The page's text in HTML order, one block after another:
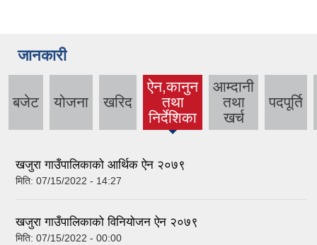
जानकारी
बजेट योजना खरिद
ऐन,कानुन
तथा
निर्देशिका
(active
tab)
आम्दानी
तथा
खर्च
पदपूर्ति
खजुरा गाउँपालिकाको आर्थिक ऐन २०७९
मिति: 07/15/2022 - 14:27
खजुरा गाउँपालिकाको विनियोजन ऐन २०७९
मिति: 07/15/2022 - 00:00